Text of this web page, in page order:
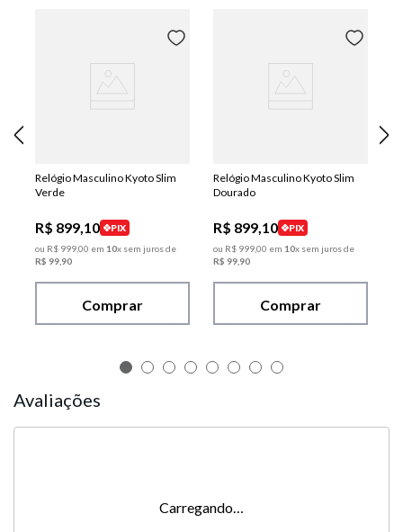
Relógio Masculino Kyoto Slim
Verde
R$ 899,10
PIX
ou R$ 99900 em 10x sem juros de
R$ 99 90
Comprar
Relógio Masculino Kyoto Slim
Dourado
R$ 899,10
PIX
ou R$ 99900 em 10x sem juros de
R$ 99 90
Comprar
Avaliações
Carregando…